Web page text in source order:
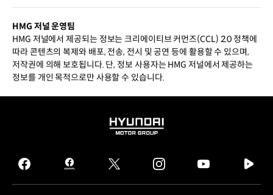
HMG 저널 운영팀
HMG 저널에서 제공되는 정보는 크리에이티브 커먼즈(CCL) 2.0 정책에
따라 콘텐츠의 복제와 배포, 전송, 전시 및 공연 등에 활용할 수 있으며,
저작권에 의해 보호됩니다. 단, 정보 사용자는 HMG 저널에서 제공하는
정보를 개인 목적으로만 사용할 수 있습니다.
HYUNDAI
GROUP
facebook
hmg
journal
twitter instagram
tv